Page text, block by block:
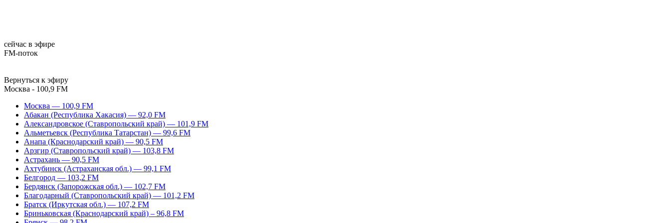
сейчас в эфире
FM-поток
Вернуться к эфиру
Москва - 100,9 FM
Москва — 100,9 FM
Абакан (Республика Хакасия) — 92,0 FM
Александровское (Ставропольский край) — 101,9 FM
Альметьевск (Республика Татарстан) — 99,6 FM
Анапа (Краснодарский край) — 90,5 FM
Арзгир (Ставропольский край) — 103,8 FM
Астрахань — 90,5 FM
Ахтубинск (Астраханская обл.) — 99,1 FM
Белгород — 103,2 FM
Бердянск (Запорожская обл.) — 102,7 FM
Благодарный (Ставропольский край) — 101,2 FM
Братск (Иркутская обл.) — 107,2 FM
Бриньковская (Краснодарский край) – 96,8 FM